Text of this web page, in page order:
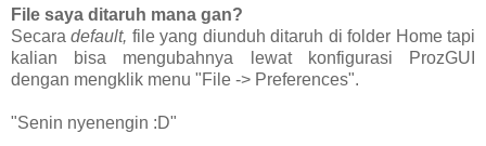
File saya ditaruh mana gan?
Secaradefault, file yang diunduh ditaruh di folder Home tapi
kalian bisa mengubahnya lewat konfigurasi ProzGUI
dengan mengklik menu "File -> Preferences".
"Senin nyenengin :D"